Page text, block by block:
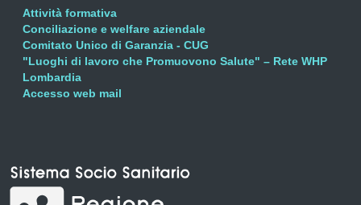
Attività formativa
Conciliazione e welfare aziendale
Comitato Unico di Garanzia - CUG
"Luoghi di lavoro che Promuovono Salute" – Rete WHP
Lombardia
Accesso web mail